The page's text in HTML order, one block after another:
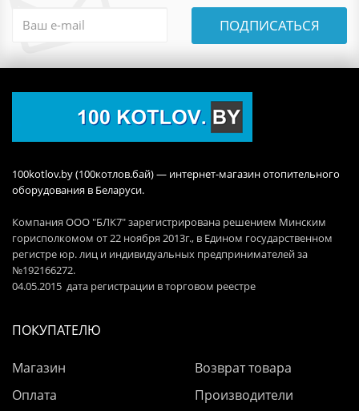
ПОДПИСАТЬСЯ
100kotlov.by (100котлов.бай) — интернет-магазин отопительного
оборудования в Беларуси.
Компания ООО "БЛК7" зарегистрирована решением Минским
горисполкомом от 22 ноября 2013г., в Едином государственном
регистре юр. лиц и индивидуальных предпринимателей за
№192166272.
04.05.2015 дата регистрации в торговом реестре
ПОКУПАТЕЛЮ
Магазин
Оплата
Возврат товара
Производители